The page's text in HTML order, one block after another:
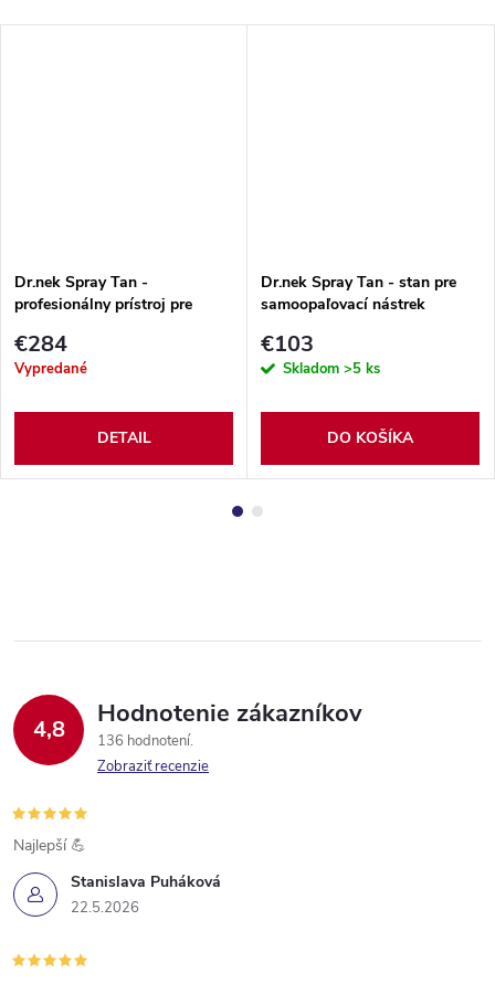
Dr.nek Spray Tan -
profesionálny prístroj pre
€284
Vypredané
DETAIL
Dr.nek Spray Tan - stan pre
samoopaľovací nástrek
€103
Skladom >5 ks
DO KOŠÍKA
4,8 Hodnotenie zákazníkov
136 hodnotení
Zobraziť recenzie
Stanislava Puháková
22.5.2026
Najlepší 💪